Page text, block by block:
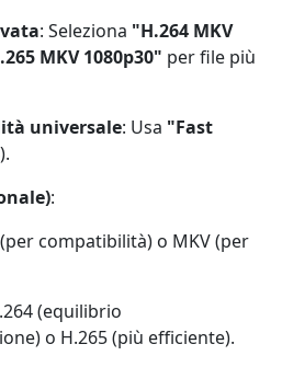
: Seleziona "H.264 MKV
MKV 1080p30" per file più
universale: Usa "Fast
:
compatibilità) o MKV (per
(equilibrio
o H.265 (più efficiente).